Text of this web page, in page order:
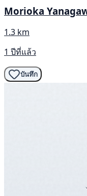
Morioka
1.3 km
1 ปีที่แล้ว
บันทึก